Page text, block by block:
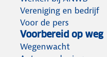
Vereniging en bedrijf
Voor de pers
Voorbereid op weg
Wegenwacht